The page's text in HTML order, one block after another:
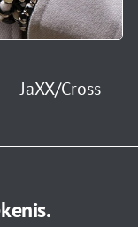
JaXX/Cross